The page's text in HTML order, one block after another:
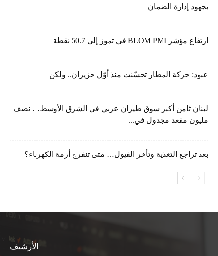
بجهود إدارة الضمان
ارتفاع مؤشر BLOM PMI في تموز إلى 50.7 نقطة
عبود: حركة المطار تحسّنت منذ أوّل حزيران.. ولكن
لبنان ثامن أكبر سوق طيران عربي في الشرق الأوسط… نصف
مليون مقعد مجدول في...
بعد تراجع التغذية وتأخر الفيول… متى تنفرج أزمة الكهرباء؟
الأرشيف